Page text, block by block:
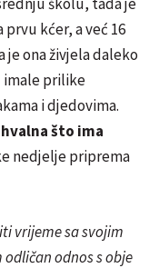
kćer, a već 16
je ona živjela daleko
imale prilike
i djedovima.
što ima
nedjelje priprema
vrijeme sa svojim
odnos s obje